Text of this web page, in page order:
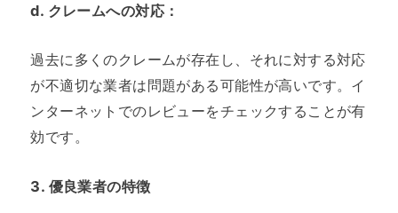
d. クレームへの対応：
過去に多くのクレームが存在し、それに対する対応
が不適切な業者は問題がある可能性が高いです。イ
ンターネットでのレビューをチェックすることが有
効です。
3. 優良業者の特徴